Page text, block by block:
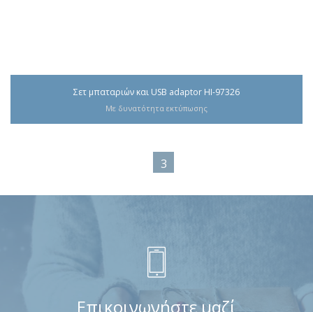
Σετ μπαταριών και USB adaptor HI-97326
Με δυνατότητα εκτύπωσης
3
Επικοινωνήστε μαζί